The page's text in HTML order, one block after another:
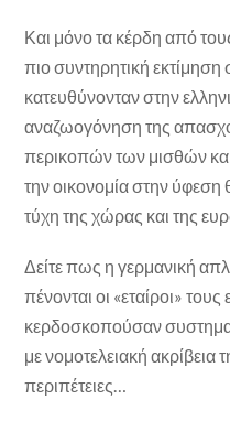
Και μόνο τα κέρδη από
πιο συντηρητική
κατευθύνονταν στην
αναζωογόνηση της
περικοπών των μισθών
την οικονομία στην
τύχη της χώρας και της
Δείτε πως η γερμανική
πένονται οι «εταίροι»
κερδοσκοπούσαν
με νομοτελειακή
περιπέτειες…